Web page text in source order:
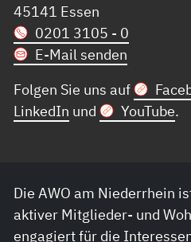
45141 Essen
0201 3105 - 0
E-Mail senden
Folgen Sie uns auf
LinkedIn und YouTube.
Die AWO am Niederrhein
aktiver Mitglieder- und
engagiert für die